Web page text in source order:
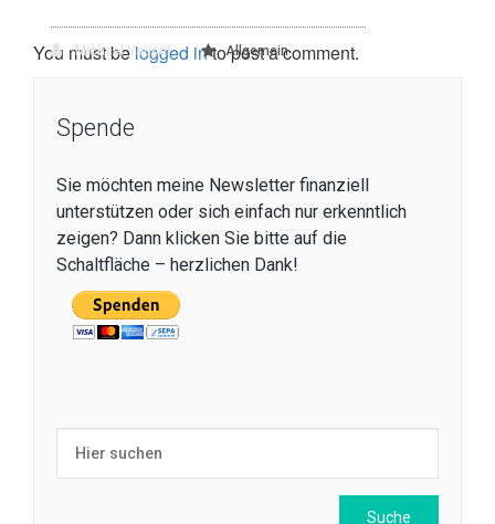
Michael Vaupel Allgemein
You must belogged into post a comment.
Spende
Sie möchten meine Newsletter finanziell
unterstützen oder sich einfach nur erkenntlich
zeigen? Dann klicken Sie bitte auf die
Schaltfläche – herzlichen Dank!